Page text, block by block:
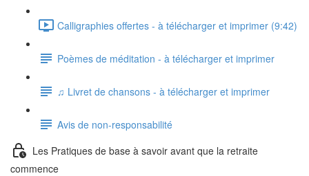
Calligraphies offertes - à télécharger et imprimer (9:42)
Poèmes de méditation - à télécharger et imprimer
♫ Livret de chansons - à télécharger et imprimer
Avis de non-responsabilité
Les Pratiques de base à savoir avant que la retraite
commence